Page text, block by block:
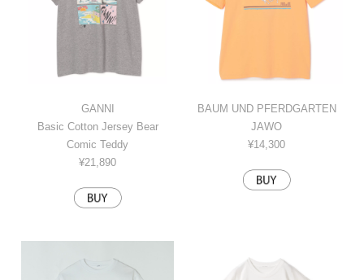
GANNI
Basic Cotton Jersey Bear
Comic Teddy
¥21,890
BAUM UND PFERDGARTEN
JAWO
¥14,300